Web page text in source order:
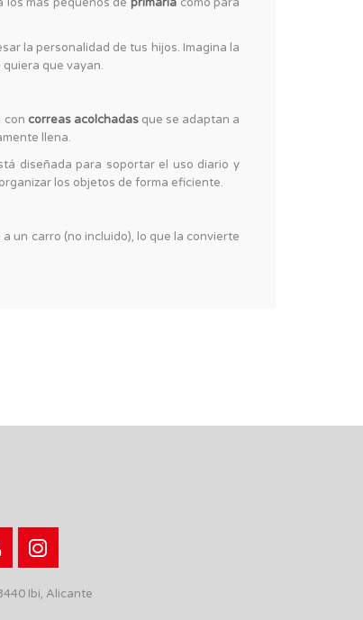
los más pequeños de primaria como para
la personalidad de tus hijos. Imagina la
que vayan.
con correas acolchadasque se adaptan a
llena.
diseñada para soportar el uso diario y
los objetos de forma eficiente.
un carro (no incluido), lo que la convierte
Ibi, Alicante